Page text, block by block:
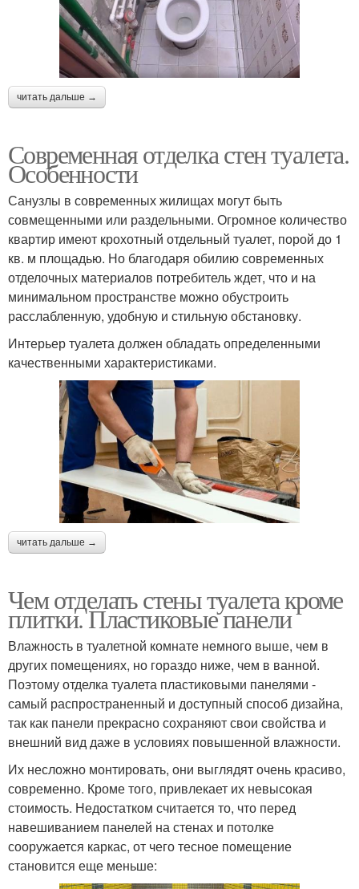
читать дальше →
Современная отделка стен туалета.
Особенности
Санузлы в современных жилищах могут быть
совмещенными или раздельными. Огромное количество
квартир имеют крохотный отдельный туалет, порой до 1
кв. м площадью. Но благодаря обилию современных
отделочных материалов потребитель ждет, что и на
минимальном пространстве можно обустроить
расслабленную, удобную и стильную обстановку.
Интерьер туалета должен обладать определенными
качественными характеристиками.
читать дальше →
Чем отделать стены туалета кроме
плитки. Пластиковые панели
Влажность в туалетной комнате немного выше, чем в
других помещениях, но гораздо ниже, чем в ванной.
Поэтому отделка туалета пластиковыми панелями -
самый распространенный и доступный способ дизайна,
так как панели прекрасно сохраняют свои свойства и
внешний вид даже в условиях повышенной влажности.
Их несложно монтировать, они выглядят очень красиво,
современно. Кроме того, привлекает их невысокая
стоимость. Недостатком считается то, что перед
навешиванием панелей на стенах и потолке
сооружается каркас, от чего тесное помещение
становится еще меньше: